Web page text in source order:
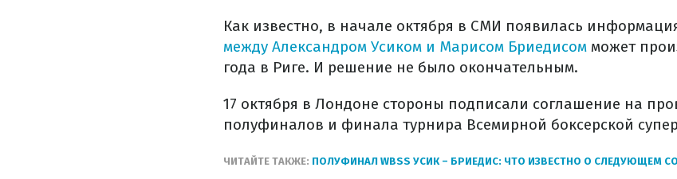
Как известно, в начале октября в СМИ появилась
между Александром Усиком и Марисом Бриедисом может
года в Риге. И решение не было окончательным.
17 октября в Лондоне стороны подписали соглашение на
полуфиналов и финала турнира Всемирной боксерской
ЧИТАЙТЕ ТАКЖЕ: ПОЛУФИНАЛ WBSS УСИК – БРИЕДИС: ЧТО ИЗВЕСТНО О СЛЕДУЮЩЕМ